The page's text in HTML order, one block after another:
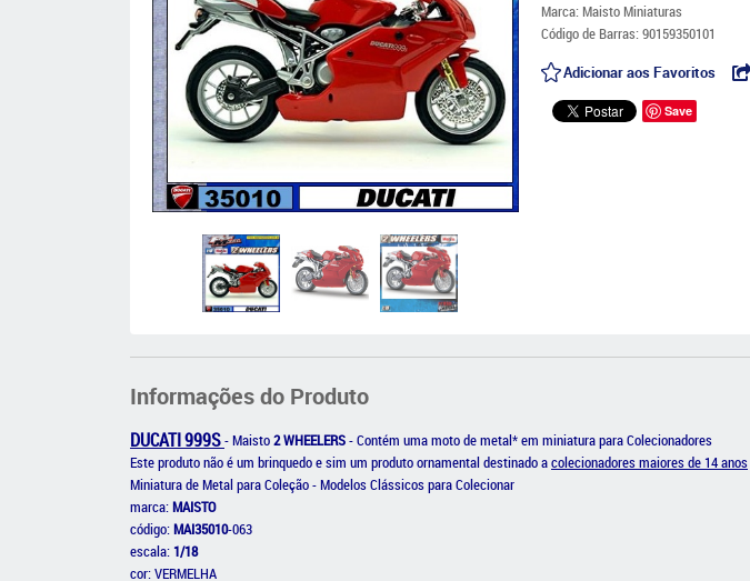
Marca: Maisto Miniaturas
Código de Barras:90159350101
Adicionar aos Favoritos
Save
Informações do Produto
DUCATI 999S- Maisto2 WHEELERS- Contém uma moto de metal* em miniatura para Colecionadores
Este produto não é um brinquedo e sim um produto ornamental destinado acolecionadores maiores de 14 anos
Miniatura de Metal para Coleção - Modelos Clássicos para Colecionar
marca:MAISTO
código:MAI35010-063
escala: 1/18
cor: VERMELHA